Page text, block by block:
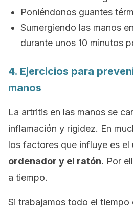
Poniéndonos guantes
Sumergiendo las manos
durante unos 10 minutos
4. Ejercicios para
manos
La artritis en las manos se
inflamación y rigidez. En
los factores que influye es el
ordenador y el ratón. Por
a tiempo.
Si trabajamos todo el tiempo